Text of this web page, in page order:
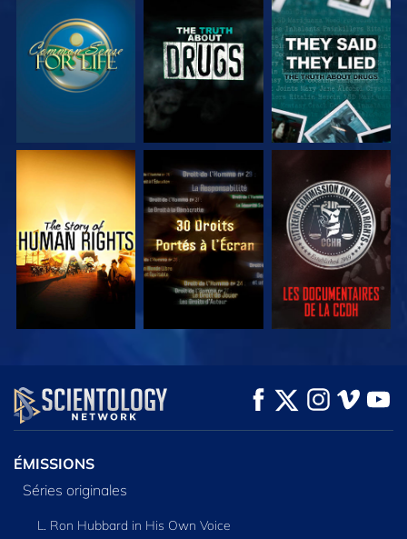
REGARDER REGARDER REGARDER
REGARDER REGARDER REGARDER
REGARDER REGARDER
DÉCOUVRIR LES
SÉRIES
ÉMISSIONS
Séries originales
L. Ron Hubbard in His Own Voice